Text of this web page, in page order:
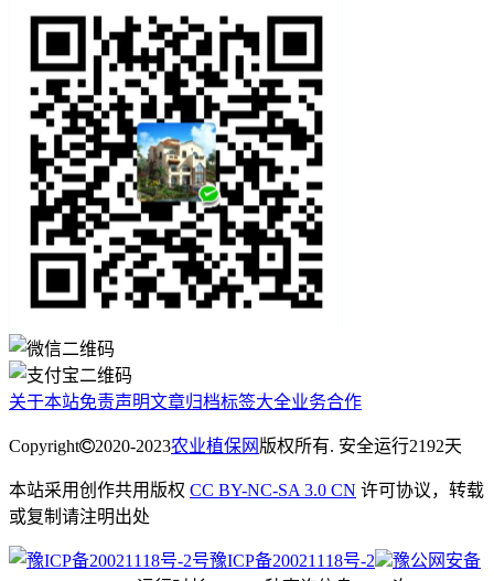
关于本站免责声明文章归档标签大全业务合作
Copyright 2020-2023农业植保网 版权所有. 安全运行2192天
本站采用创作共用版权 CC BY-NC-SA 3.0 CN 许可协议，转载
或复制请注明出处
豫ICP备20021118号-2
豫公网安备